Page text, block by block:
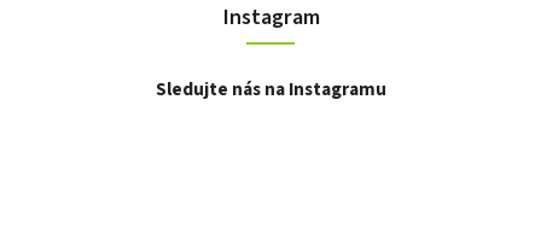
Instagram
Sledujte nás na Instagramu